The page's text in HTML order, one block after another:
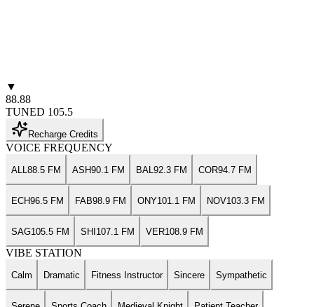
▼
88.88
TUNED 105.5
Recharge Credits
VOICE FREQUENCY
ALL 88.5 FM ASH90.1 FM BAL 92.3 FM COR94.7 FM
ECH96.5 FM FAB98.9 FM ONY101.1 FM NOV103.3 FM
SAG105.5 FM SHI 107.1 FM VER108.9 FM
VIBE STATION
Calm Dramatic Fitness Instructor Sincere Sympathetic